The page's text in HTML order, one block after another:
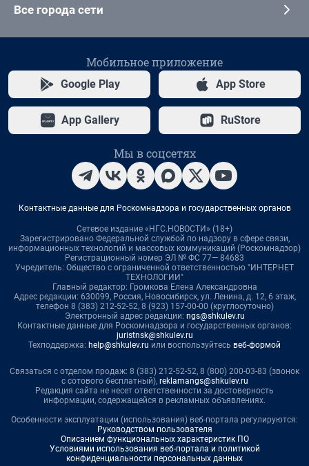
Все города сети
Мобильное приложение
Google Play App Store
App Gallery RuStore
Мы в соцсетях
Контактные данные для Роскомнадзора и государственных органов
Сетевое издание «НГС.НОВОСТИ» (18+)
Зарегистрировано Федеральной службой по надзору в сфере связи,
информационных технологий и массовых коммуникаций (Роскомнадзор)
Регистрационный номер ЭЛ № ФС 77— 84683
Учредитель: Общество с ограниченной ответственностью "ИНТЕРНЕТ
ТЕХНОЛОГИИ"
Главный редактор: Громкова Елена Александровна
Адрес редакции: 630099, Россия, Новосибирск, ул. Ленина, д. 12, 6 этаж,
телефон 8 (383) 212-52-52, 8 (923) 157-00-00 (круглосуточно)
Электронный адрес редакции: ngs@shkulev.ru
Контактные данные для Роскомнадзора и государственных органов:
juristnsk@shkulev.ru
Техподдержка: help@shkulev.ru или воспользуйтесь веб-формой
Связаться с отделом продаж: 8 (383) 212-52-52, 8 (800) 200-03-83 (звонок
с сотового бесплатный), reklamangs@shkulev.ru
Редакция сайта не несет ответственности за достоверность
информации, содержащейся в рекламных объявлениях.
Особенности эксплуатации (использования) веб-портала регулируются:
Руководством пользователя
Описанием функциональных характеристик ПО
Условиями использования веб-портала и политикой
конфиденциальности персональных данных